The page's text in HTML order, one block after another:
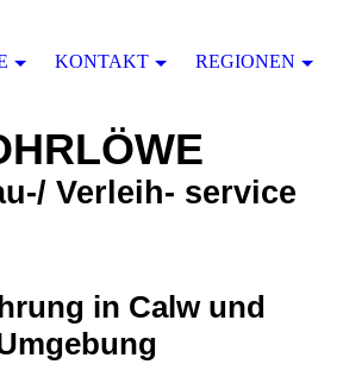
Verleih- service
in Calw und
KONTAKT REGIONEN